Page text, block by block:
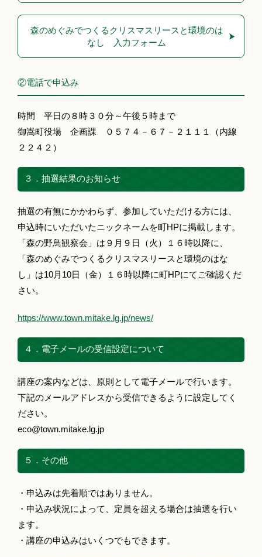
森のめぐみでつくるクリスマスリースと環境のは
なし 入力フォーム
②電話で申込み
時間 平日の８時３０分～午後５時まで
御嵩町役場 企画課 ０５７４－６７－２１１１（内線
２２４２）
３．抽選結果のお知らせ
抽選の有無にかかわらず、参加していただける方には、
申込時にいただいたニックネームを町HPに掲載します。
「森の野鳥観察会」は９月９日（火）１６時以降に、
「森のめぐみでつくるクリスマスリースと環境のはな
し」は10月10日（金）１６時以降に町HPにてご確認くだ
さい。
https://www.town.mitake.lg.jp/news/
４．電子メールの受信設定について
講座の案内などは、原則として電子メールで行います。
下記のメールアドレスから受信できるように設定してく
ださい。
eco@town.mitake.lg.jp
５．その他
・申込みは先着順ではありません。
・申込み状況によって、定員を超える場合は抽選を行い
ます。
・講座の申込みはいくつでもできます。